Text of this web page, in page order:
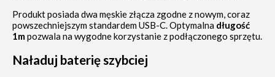
Produkt posiada dwa męskie złącza zgodne z nowym, coraz
powszechniejszym standardem USB-C. Optymalna długość
1m pozwala na wygodne korzystanie z podłączonego sprzętu.
Naładuj baterię szybciej